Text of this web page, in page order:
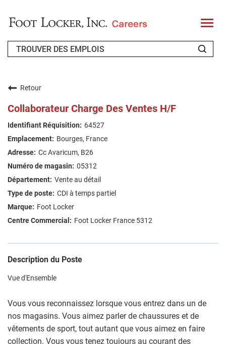
T
o
l
FAQ
RECHERCHE DE TRAVAIL
Retour
Collaborateur Charge Des Ventes H/F
64527
Bourges, France
Cc Avaricum, B26
05312
Vente au détail
CDI à temps partiel
Foot Locker
Foot Locker France 5312
Description du Poste
Vue d'Ensemble
Vous vous reconnaissez lorsque vous entrez dans un de
nos magasins. Vous aimez parler de chaussures et de
vêtements de sport, tout autant que vous aimez en faire
collection. Vous vous tenez toujours au courant des